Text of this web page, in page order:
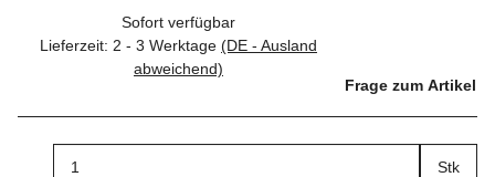
Sofort verfügbar
Lieferzeit: 2 - 3 Werktage (DE - Ausland
abweichend)
Frage zum Artikel
Stk